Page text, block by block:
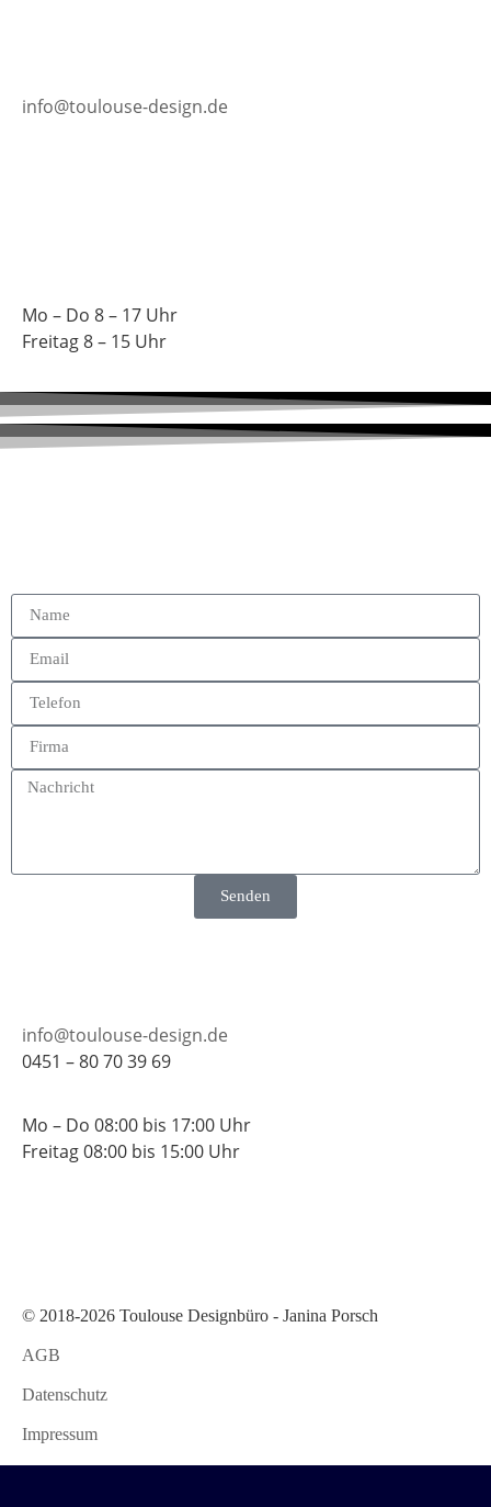
info@toulouse-design.de
Mo – Do 8 – 17 Uhr
Freitag 8 – 15 Uhr
Senden
info@toulouse-design.de
0451 – 80 70 39 69
Mo – Do 08:00 bis 17:00 Uhr
Freitag 08:00 bis 15:00 Uhr
© 2018-2026 Toulouse Designbüro - Janina Porsch
AGB
Datenschutz
Impressum